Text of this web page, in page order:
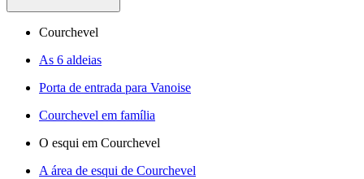
Courchevel
As 6 aldeias
Porta de entrada para Vanoise
Courchevel em família
O esqui em Courchevel
A área de esqui de Courchevel